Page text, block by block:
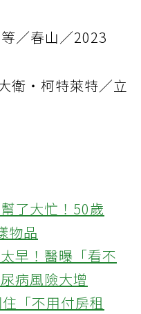
／春山／2023
衛‧柯特萊特／立
了大忙！50歲
物品
早！醫曝「看不
病風險大增
「不用付房租